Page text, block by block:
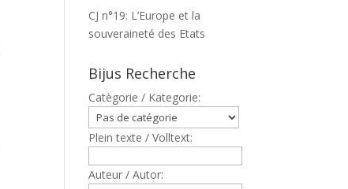
CJ n°19: L’Europe et la
souveraineté des Etats
Bijus Recherche
Catègorie / Kategorie:
Plein texte / Volltext:
Auteur / Autor: